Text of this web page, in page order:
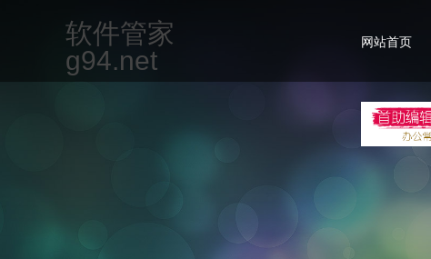
软件管家
g94.net
网站首页